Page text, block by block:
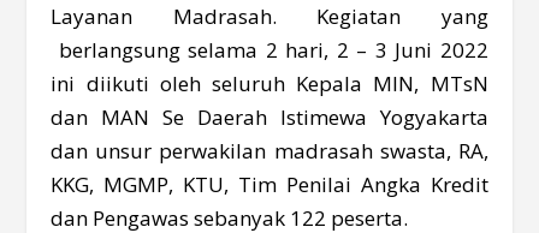
Layanan Madrasah. Kegiatan yang
berlangsung selama 2 hari, 2 – 3 Juni 2022
ini diikuti oleh seluruh Kepala MIN, MTsN
dan MAN Se Daerah Istimewa Yogyakarta
dan unsur perwakilan madrasah swasta, RA,
KKG, MGMP, KTU, Tim Penilai Angka Kredit
dan Pengawas sebanyak 122 peserta.